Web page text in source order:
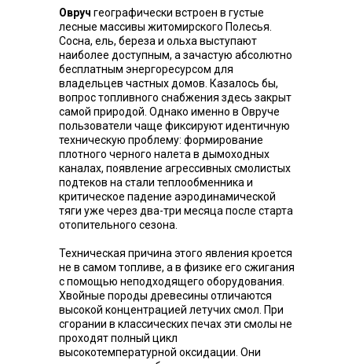
Овруч географически встроен в густые
лесные массивы житомирского Полесья.
Сосна, ель, береза ​​и ольха выступают
наиболее доступным, а зачастую абсолютно
бесплатным энергоресурсом для
владельцев частных домов. Казалось бы,
вопрос топливного снабжения здесь закрыт
самой природой. Однако именно в Овруче
пользователи чаще фиксируют идентичную
техническую проблему: формирование
плотного черного налета в дымоходных
каналах, появление агрессивных смолистых
подтеков на стали теплообменника и
критическое падение аэродинамической
тяги уже через два-три месяца после старта
отопительного сезона.
Техническая причина этого явления кроется
не в самом топливе, а в физике его сжигания
с помощью неподходящего оборудования.
Хвойные породы древесины отличаются
высокой концентрацией летучих смол. При
сгорании в классических печах эти смолы не
проходят полный цикл
высокотемпературной оксидации. Они